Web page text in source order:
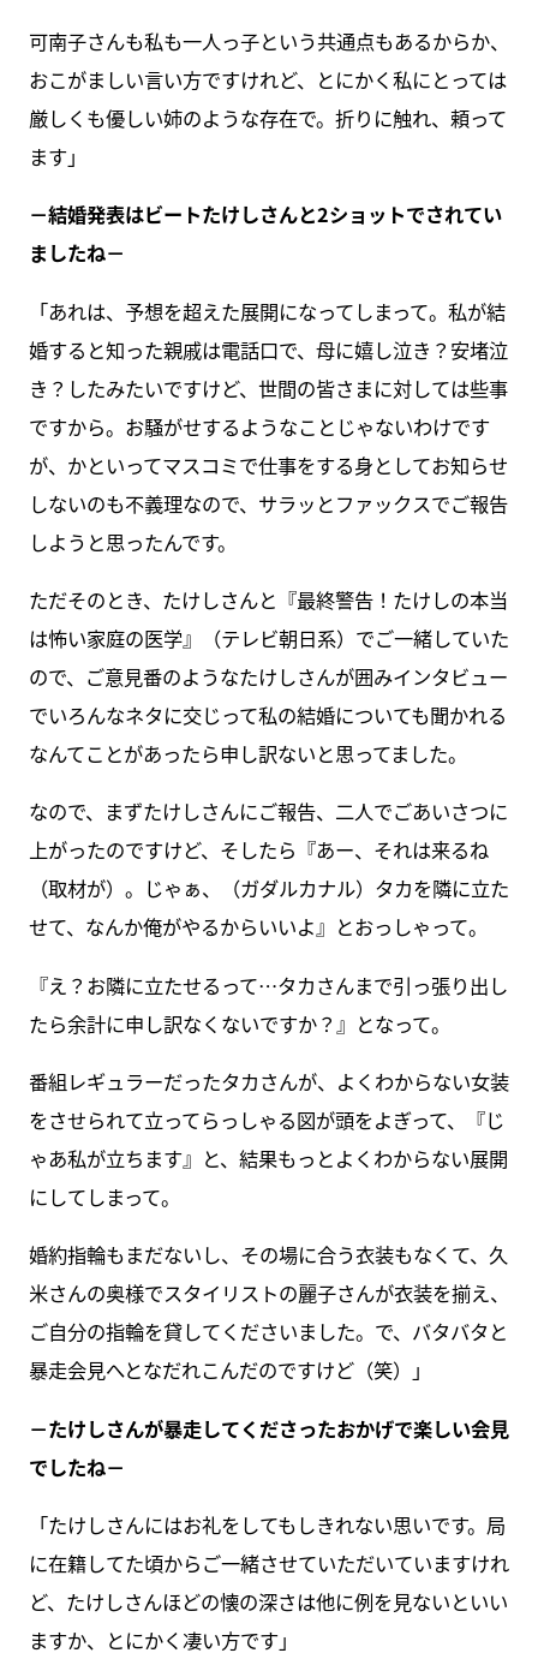
可南子さんも私も一人っ子という共通点もあるからか、
おこがましい言い方ですけれど、とにかく私にとっては
厳しくも優しい姉のような存在で。折りに触れ、頼って
ます」
－結婚発表はビートたけしさんと2ショットでされてい
ましたね－
「あれは、予想を超えた展開になってしまって。私が結
婚すると知った親戚は電話口で、母に嬉し泣き？安堵泣
き？したみたいですけど、世間の皆さまに対しては些事
ですから。お騒がせするようなことじゃないわけです
が、かといってマスコミで仕事をする身としてお知らせ
しないのも不義理なので、サラッとファックスでご報告
しようと思ったんです。
ただそのとき、たけしさんと『最終警告！たけしの本当
は怖い家庭の医学』（テレビ朝日系）でご一緒していた
ので、ご意見番のようなたけしさんが囲みインタビュー
でいろんなネタに交じって私の結婚についても聞かれる
なんてことがあったら申し訳ないと思ってました。
なので、まずたけしさんにご報告、二人でごあいさつに
上がったのですけど、そしたら『あー、それは来るね
（取材が）。じゃぁ、（ガダルカナル）タカを隣に立た
せて、なんか俺がやるからいいよ』とおっしゃって。
『え？お隣に立たせるって…タカさんまで引っ張り出し
たら余計に申し訳なくないですか？』となって。
番組レギュラーだったタカさんが、よくわからない女装
をさせられて立ってらっしゃる図が頭をよぎって、『じ
ゃあ私が立ちます』と、結果もっとよくわからない展開
にしてしまって。
婚約指輪もまだないし、その場に合う衣装もなくて、久
米さんの奥様でスタイリストの麗子さんが衣装を揃え、
ご自分の指輪を貸してくださいました。で、バタバタと
暴走会見へとなだれこんだのですけど（笑）」
－たけしさんが暴走してくださったおかげで楽しい会見
でしたね－
「たけしさんにはお礼をしてもしきれない思いです。局
に在籍してた頃からご一緒させていただいていますけれ
ど、たけしさんほどの懐の深さは他に例を見ないといい
ますか、とにかく凄い方です」